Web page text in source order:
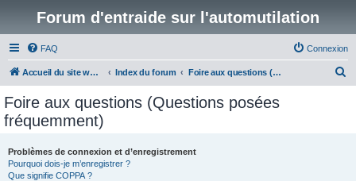
Forum d'entraide sur l'automutilation
FAQ Connexion
Accueil du site www.automutilations.info Index du forum Foire aux questions (Questions posées fréquemment)
Foire aux questions (Questions posées
fréquemment)
Problèmes de connexion et d’enregistrement
Pourquoi dois-je m’enregistrer ?
Que signifie COPPA ?